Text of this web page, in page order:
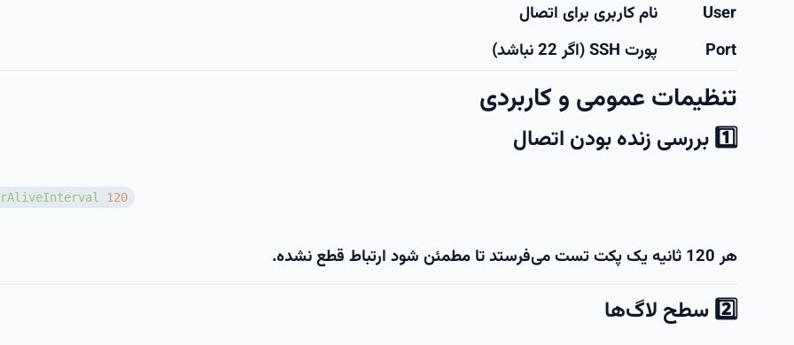
User
نام کاربری برای اتصال
Port
پورت SSH (اگر 22 نباشد)
تنظیمات عمومی و کاربردی
1️⃣ بررسی زنده بودن اتصال
120
هر 120 ثانیه یک پکت تست می‌فرستد تا مطمئن شود ارتباط قطع نشده.
2️⃣ سطح لاگ‌ها